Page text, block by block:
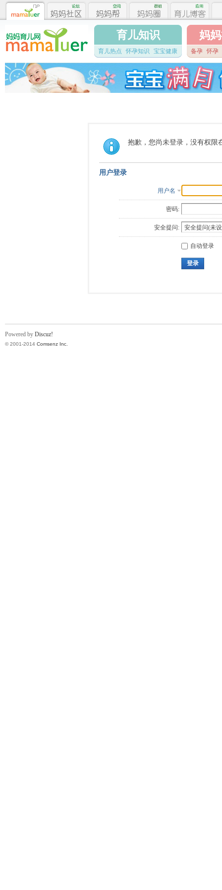
育儿知识
育儿热点 怀孕知识 宝宝健康
妈
备孕 怀孕
抱歉，您尚未登录，没有权限
用户登录
用户名
密码:
安全提问:
自动登录
登录
Powered by Discuz!
© 2001-2014 Comsenz Inc.